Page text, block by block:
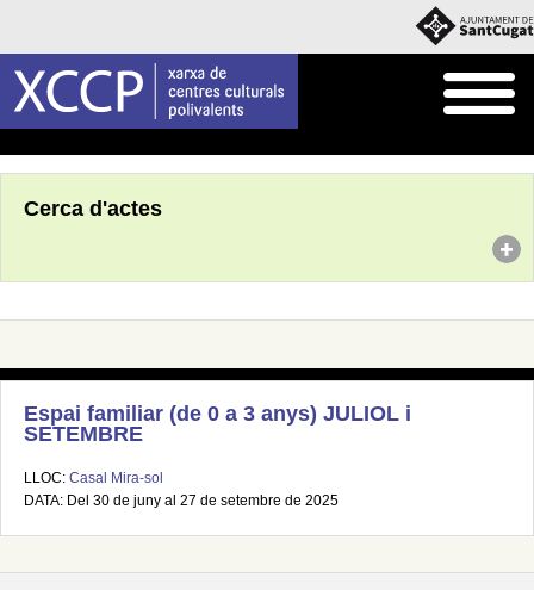
Cerca d'actes
Espai familiar (de 0 a 3 anys) JULIOL i
SETEMBRE
LLOC: Casal Mira-sol
DATA: Del 30 de juny al 27 de setembre de 2025